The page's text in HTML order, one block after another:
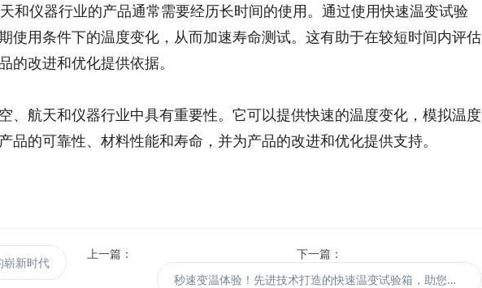
和仪器行业的产品通常需要经历长时间的使用。通过使用快速温变试验
使用条件下的温度变化，从而加速寿命测试。这有助于在较短时间内评估
的改进和优化提供依据。
、航天和仪器行业中具有重要性。它可以提供快速的温度变化，模拟温度
品的可靠性、材料性能和寿命，并为产品的改进和优化提供支持。
上一篇：
崭新时代
下一篇：
秒速变温体验！先进技术打造的快速温变试验箱，助您实现更迅速的测试